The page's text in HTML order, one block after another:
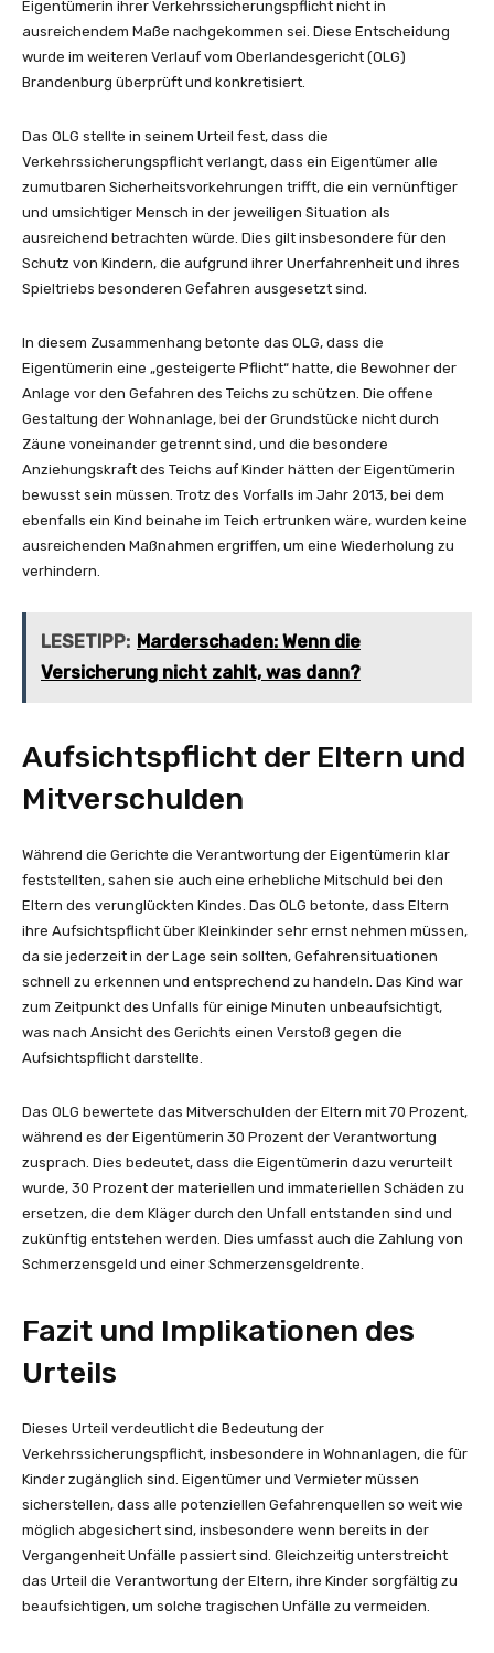
Eigentümerin ihrer Verkehrssicherungspflicht nicht in
ausreichendem Maße nachgekommen sei. Diese Entscheidung
wurde im weiteren Verlauf vom Oberlandesgericht (OLG)
Brandenburg überprüft und konkretisiert.
Das OLG stellte in seinem Urteil fest, dass die
Verkehrssicherungspflicht verlangt, dass ein Eigentümer alle
zumutbaren Sicherheitsvorkehrungen trifft, die ein vernünftiger
und umsichtiger Mensch in der jeweiligen Situation als
ausreichend betrachten würde. Dies gilt insbesondere für den
Schutz von Kindern, die aufgrund ihrer Unerfahrenheit und ihres
Spieltriebs besonderen Gefahren ausgesetzt sind.
In diesem Zusammenhang betonte das OLG, dass die
Eigentümerin eine „gesteigerte Pflicht“ hatte, die Bewohner der
Anlage vor den Gefahren des Teichs zu schützen. Die offene
Gestaltung der Wohnanlage, bei der Grundstücke nicht durch
Zäune voneinander getrennt sind, und die besondere
Anziehungskraft des Teichs auf Kinder hätten der Eigentümerin
bewusst sein müssen. Trotz des Vorfalls im Jahr 2013, bei dem
ebenfalls ein Kind beinahe im Teich ertrunken wäre, wurden keine
ausreichenden Maßnahmen ergriffen, um eine Wiederholung zu
verhindern.
LESETIPP: Marderschaden: Wenn die
Versicherung nicht zahlt, was dann?
Aufsichtspflicht der Eltern und
Mitverschulden
Während die Gerichte die Verantwortung der Eigentümerin klar
feststellten, sahen sie auch eine erhebliche Mitschuld bei den
Eltern des verunglückten Kindes. Das OLG betonte, dass Eltern
ihre Aufsichtspflicht über Kleinkinder sehr ernst nehmen müssen,
da sie jederzeit in der Lage sein sollten, Gefahrensituationen
schnell zu erkennen und entsprechend zu handeln. Das Kind war
zum Zeitpunkt des Unfalls für einige Minuten unbeaufsichtigt,
was nach Ansicht des Gerichts einen Verstoß gegen die
Aufsichtspflicht darstellte.
Das OLG bewertete das Mitverschulden der Eltern mit 70 Prozent,
während es der Eigentümerin 30 Prozent der Verantwortung
zusprach. Dies bedeutet, dass die Eigentümerin dazu verurteilt
wurde, 30 Prozent der materiellen und immateriellen Schäden zu
ersetzen, die dem Kläger durch den Unfall entstanden sind und
zukünftig entstehen werden. Dies umfasst auch die Zahlung von
Schmerzensgeld und einer Schmerzensgeldrente.
Fazit und Implikationen des
Urteils
Dieses Urteil verdeutlicht die Bedeutung der
Verkehrssicherungspflicht, insbesondere in Wohnanlagen, die für
Kinder zugänglich sind. Eigentümer und Vermieter müssen
sicherstellen, dass alle potenziellen Gefahrenquellen so weit wie
möglich abgesichert sind, insbesondere wenn bereits in der
Vergangenheit Unfälle passiert sind. Gleichzeitig unterstreicht
das Urteil die Verantwortung der Eltern, ihre Kinder sorgfältig zu
beaufsichtigen, um solche tragischen Unfälle zu vermeiden.